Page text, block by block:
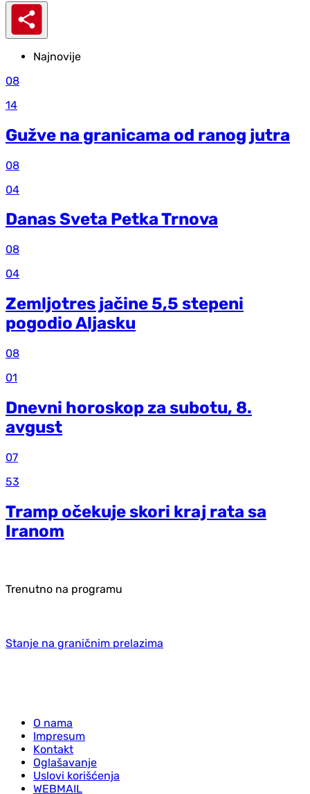
Najnovije
08
14
Gužve na granicama od ranog jutra
08
04
Danas Sveta Petka Trnova
08
04
Zemljotres jačine 5,5 stepeni
pogodio Aljasku
08
01
Dnevni horoskop za subotu, 8.
avgust
07
53
Tramp očekuje skori kraj rata sa
Iranom
Trenutno na programu
Stanje na graničnim prelazima
O nama
Impresum
Kontakt
Oglašavanje
Uslovi korišćenja
WEBMAIL